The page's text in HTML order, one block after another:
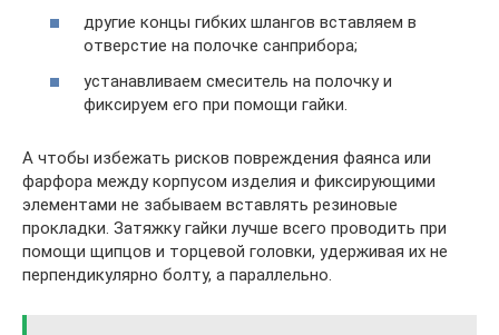
другие концы гибких шлангов вставляем в
отверстие на полочке санприбора;
устанавливаем смеситель на полочку и
фиксируем его при помощи гайки.
А чтобы избежать рисков повреждения фаянса или
фарфора между корпусом изделия и фиксирующими
элементами не забываем вставлять резиновые
прокладки. Затяжку гайки лучше всего проводить при
помощи щипцов и торцевой головки, удерживая их не
перпендикулярно болту, а параллельно.